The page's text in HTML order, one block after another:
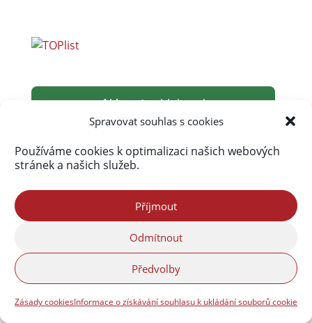
Spravovat souhlas s cookies
Používáme cookies k optimalizaci našich webových
stránek a našich služeb.
Příjmout
Odmítnout
Předvolby
Zásady cookiesInformace o získávání souhlasu k ukládání souborů cookie
Akismetzablokoval
290 054 spamů